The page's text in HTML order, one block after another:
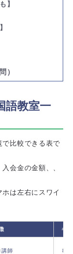
】
）
語教室一
比較できる表で
会金の金額、、
は左右にスワイ
キ
講師
8月